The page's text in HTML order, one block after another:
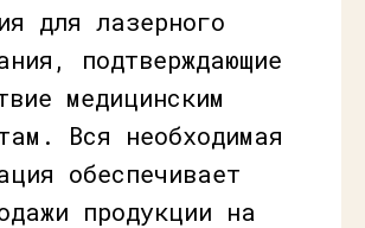
для лазерного
подтверждающие
медицинским
Вся необходимая
обеспечивает
продукции на